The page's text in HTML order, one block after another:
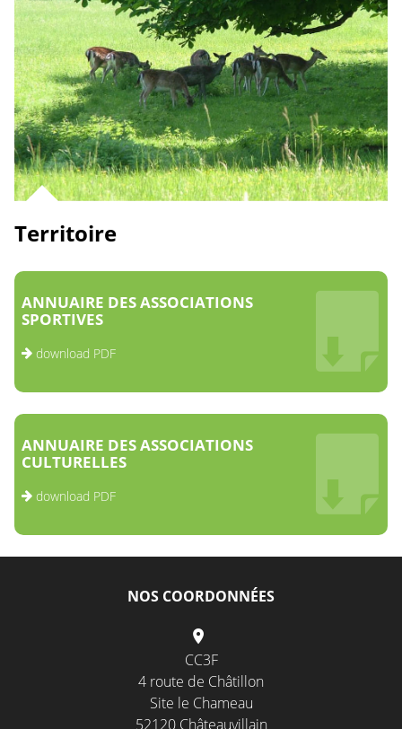
Territoire
ANNUAIRE DES ASSOCIATIONS
SPORTIVES
download PDF
ANNUAIRE DES ASSOCIATIONS
CULTURELLES
download PDF
NOS COORDONNÉES
CC3F
4 route de Châtillon
Site le Chameau
52120 Châteauvillain